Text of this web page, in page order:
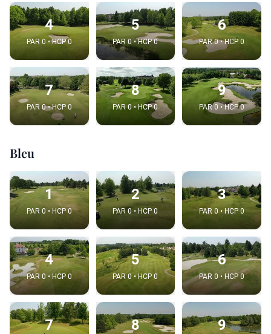
4
PAR 0 • HCP 0
5
PAR 0 • HCP 0
6
PAR 0 • HCP 0
7
PAR 0 • HCP 0
8
PAR 0 • HCP 0
9
PAR 0 • HCP 0
Bleu
1
PAR 0 • HCP 0
2
PAR 0 • HCP 0
3
PAR 0 • HCP 0
4
PAR 0 • HCP 0
5
PAR 0 • HCP 0
6
PAR 0 • HCP 0
7 8 9